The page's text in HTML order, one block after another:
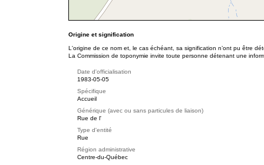
Origine et signification
L'origine de ce nom et, le cas échéant, sa signification n’ont pu être
La Commission de toponymie invite toute personne détenant une
Date d'officialisation
1983-05-05
Spécifique
Accueil
Générique (avec ou sans particules de liaison)
Rue de l'
Type d'entité
Rue
Région administrative
Centre-du-Québec